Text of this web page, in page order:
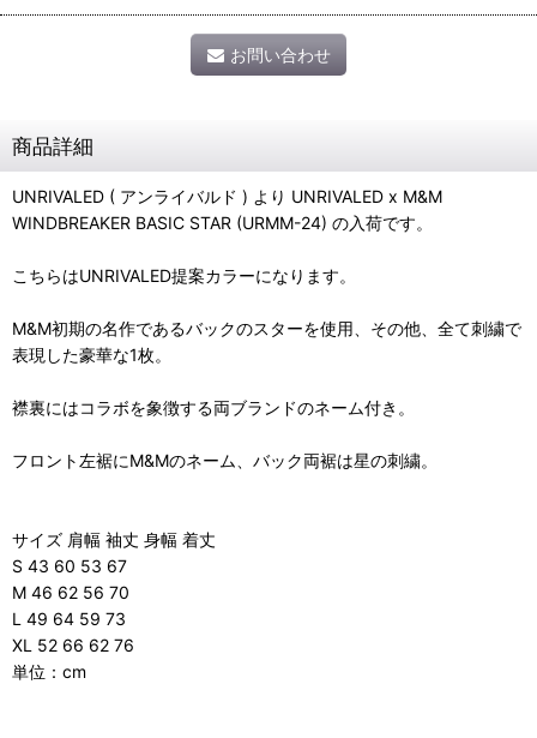
お問い合わせ
商品詳細
UNRIVALED ( アンライバルド ) より UNRIVALED x M&M
WINDBREAKER BASIC STAR (URMM-24) の入荷です。
こちらはUNRIVALED提案カラーになります。
M&M初期の名作であるバックのスターを使用、その他、全て刺繍で
表現した豪華な1枚。
襟裏にはコラボを象徴する両ブランドのネーム付き。
フロント左裾にM&Mのネーム、バック両裾は星の刺繍。
サイズ 肩幅 袖丈 身幅 着丈
S 43 60 53 67
M 46 62 56 70
L 49 64 59 73
XL 52 66 62 76
単位：cm